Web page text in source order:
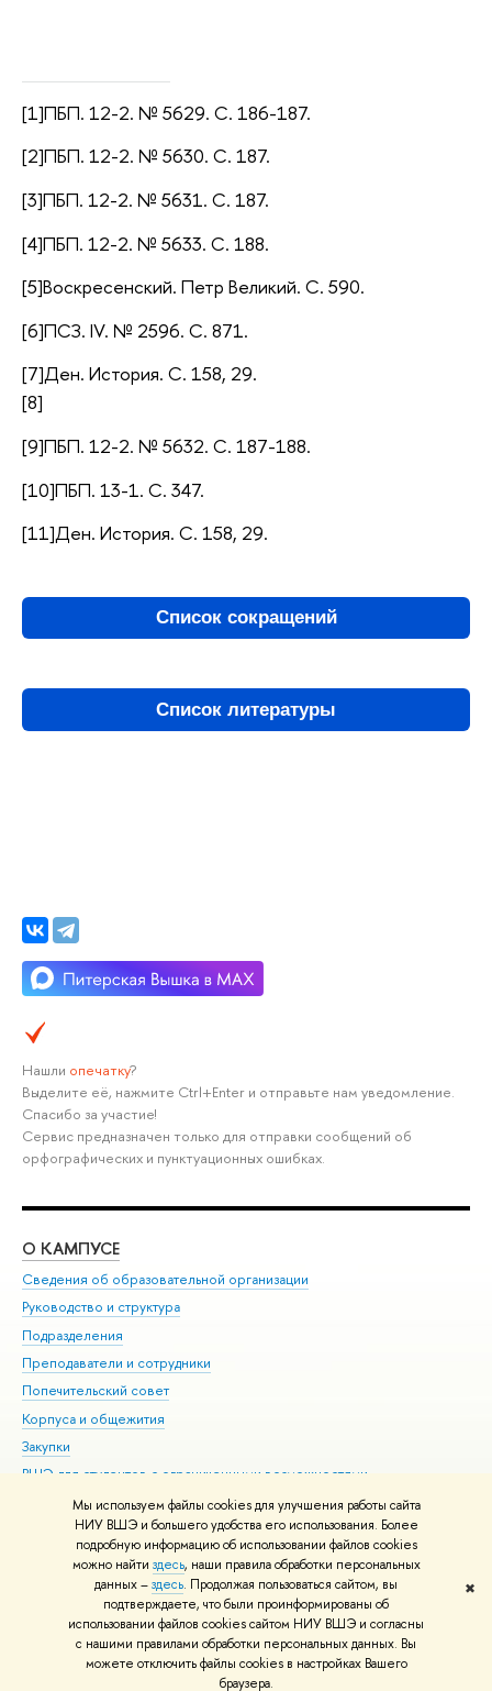
Мы используем файлы cookies для улучшения работы сайта
НИУ ВШЭ и большего удобства его использования. Более
подробную информацию об использовании файлов cookies
можно найти здесь, наши правила обработки персональных
данных –здесь. Продолжая пользоваться сайтом, вы
подтверждаете, что были проинформированы об
использовании файлов cookies сайтом НИУ ВШЭ и согласны
с нашими правилами обработки персональных данных. Вы
можете отключить файлы cookies в настройках Вашего
браузера.
✖
[1]ПБП. 12-2. № 5629. С. 186-187.
[2]ПБП. 12-2. № 5630. С. 187.
[3]ПБП. 12-2. № 5631. С. 187.
[4]ПБП. 12-2. № 5633. С. 188.
[5]Воскресенский. Петр Великий. С. 590.
[6]ПСЗ. IV. № 2596. С. 871.
[7]Ден. История. С. 158, 29.
[8]
[9]ПБП. 12-2. № 5632. С. 187-188.
[10]ПБП. 13-1. С. 347.
[11]Ден. История. С. 158, 29.
Список сокращений
Список литературы
Нашли опечатку?
Выделите её, нажмите Ctrl+Enter и отправьте нам уведомление.
Спасибо за участие!
Сервис предназначен только для отправки сообщений об
орфографических и пунктуационных ошибках.
О КАМПУСЕ
Сведения об образовательной организации
Руководство и структура
Подразделения
Преподаватели и сотрудники
Попечительский совет
Корпуса и общежития
Закупки
ВШЭ для студентов с ограниченными возможностями
здоровья и инвалидностью
Версия для слабовидящих
Единая платежная страница
© НИУ ВШЭ 1993–2026 Адреса и контакты Условия использования
материалов Политика конфиденциальности Карта сайта
Шрифты HSE Sans и HSE Slab разработаны вШколе дизайна НИУ ВШЭ